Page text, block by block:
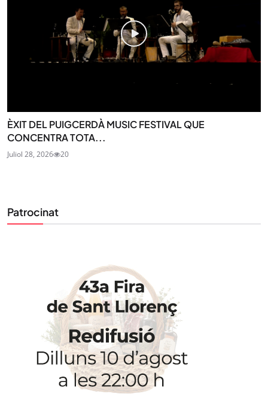
ÈXIT DEL PUIGCERDÀ MUSIC FESTIVAL QUE
CONCENTRA TOTA...
Juliol 28, 2026 20
Patrocinat
Uneix-te al nostre butlletí
Tota l’actualitat, seleccionada i enviada directament
al teu correu. Subscriu-te al nostre butlletí i segueix
la informació que importa.
SUBSCRIU-TE